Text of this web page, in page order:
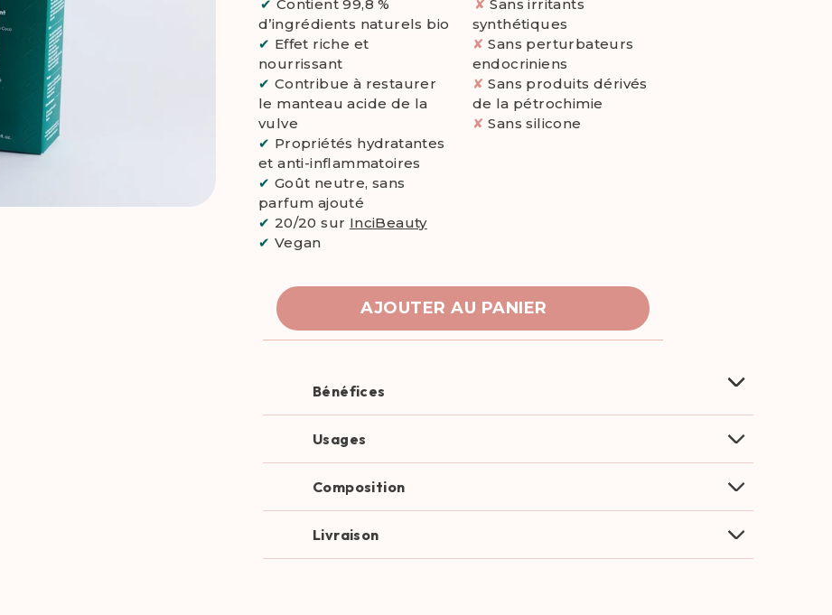
✔ Contient 99,8 %
d’ingrédients naturels bio
✔ Effet riche et
nourrissant
✔ Contribue à restaurer
le manteau acide de la
vulve
✔ Propriétés hydratantes
et anti-inflammatoires
✔ Goût neutre, sans
parfum ajouté
✔ 20/20 sur InciBeauty
✔ Vegan
✘Sans irritants
synthétiques
✘Sans perturbateurs
endocriniens
✘Sans produits dérivés
de la pétrochimie
✘Sans silicone
AJOUTER AU PANIER
Bénéfices
Usages
Composition
Livraison